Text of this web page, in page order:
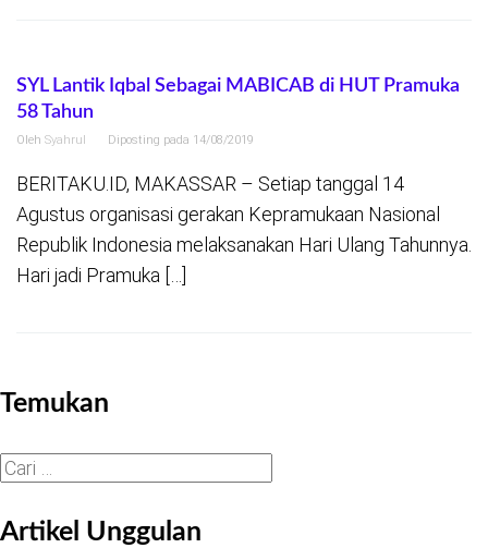
SYL Lantik Iqbal Sebagai MABICAB di HUT Pramuka
58 Tahun
Oleh Syahrul Diposting pada 14/08/2019
BERITAKU.ID, MAKASSAR – Setiap tanggal 14
Agustus organisasi gerakan Kepramukaan Nasional
Republik Indonesia melaksanakan Hari Ulang Tahunnya.
Hari jadi Pramuka […]
Temukan
Cari
Artikel Unggulan